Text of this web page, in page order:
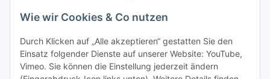
Versandarten
Wie wir Cookies & Co nutzen
Durch Klicken auf „Alle akzeptieren“ gestatten Sie den
Einsatz folgender Dienste auf unserer Website: YouTube,
Vimeo. Sie können die Einstellung jederzeit ändern